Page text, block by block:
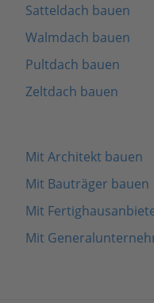
Satteldach bauen
Walmdach bauen
Pultdach bauen
Zeltdach bauen
Mit Architekt bauen
Mit Bauträger bauen
Mit
Mit